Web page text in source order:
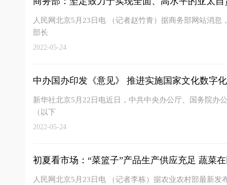
人民网北京5月23日电 （记者赵竹青）据商务部网站消
部长
2022-05-24
中办国办印发《意见》 推进实施国家文化数字
新华社北京5月22日电近日，中共中央办公厅、国务院办
（以下
2022-05-24
初夏看市场：“菜篮子”产品生产供应充足 蔬菜
人民网北京5月23日电 （记者李栋）据农业农村部最新